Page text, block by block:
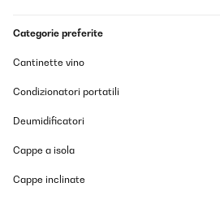
bonnes fonctionnalités, silence de
Joe
Tradurre
Categorie preferite
Cantinette vino
Condizionatori portatili
Deumidificatori
Cappe a isola
Cappe inclinate